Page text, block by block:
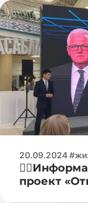
20.09.2024
проект